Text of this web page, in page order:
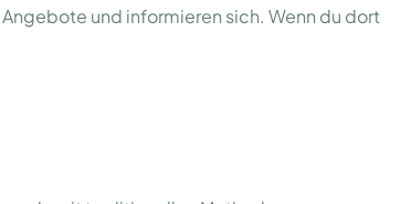
und informieren sich. Wenn du dort